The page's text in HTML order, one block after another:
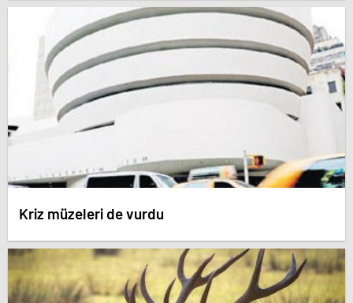
Kriz müzeleri de vurdu